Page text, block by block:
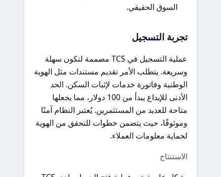
السوق الحقيقي.
تجربة التسجيل
عملية التسجيل في TCS مصممة لتكون سهلة
وسريعة. يتطلب الأمر تقديم مستندات مثل الهوية
الوطنية وفاتورة خدمات لإثبات السكن. الحد
الأدنى للإيداع يبدأ من 100 دولار، مما يجعلها
متاحة للعديد من المستثمرين. يُعتبر النظام آمنًا
وموثوقًا، حيث يتضمن خطوات للتحقق من الهوية
لحماية معلومات العملاء.
الاستنتاج